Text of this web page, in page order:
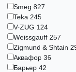
Smeg 827
Teka 245
V-ZUG 124
Weissgauff 257
Zigmund & Shtain
Аквафор 36
Барьер 42